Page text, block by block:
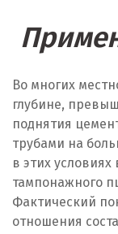
Во многих
глубине,
поднятия
трубами на
в этих
тампонажного
Фактический
отношения